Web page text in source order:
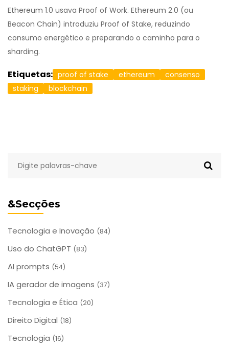
&Secções
Tecnologia e Inovação (84)
Uso do ChatGPT (83)
AI prompts (54)
IA gerador de imagens (37)
Tecnologia e Ética (20)
Direito Digital (18)
Tecnologia (16)
Ethereum 1.0 usava Proof of Work. Ethereum 2.0 (ou
Beacon Chain) introduziu Proof of Stake, reduzindo
consumo energético e preparando o caminho para o
sharding.
Etiquetas: proof of stake ethereum
consenso
staking
blockchain